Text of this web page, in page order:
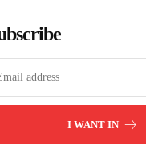
I WANT IN